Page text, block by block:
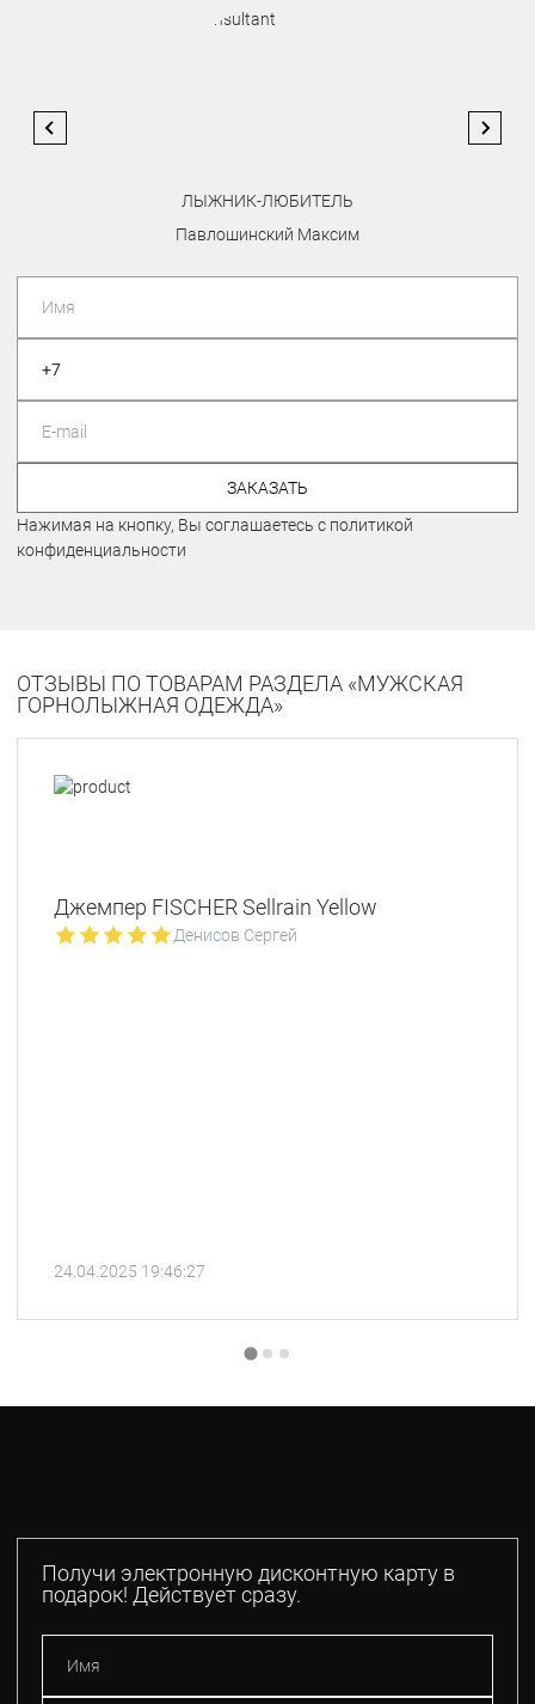
ЛЫЖНИК-ЛЮБИТЕЛЬ
Павлошинский Максим
ЗАКАЗАТЬ
Нажимая на кнопку, Вы соглашаетесь с политикой
конфиденциальности
ОТЗЫВЫ ПО ТОВАРАМ РАЗДЕЛА «МУЖСКАЯ
ГОРНОЛЫЖНАЯ ОДЕЖДА»
Джемпер FISCHER Sellrain Yellow
Денисов Сергей
24.04.2025 19:46:27
Получи электронную дисконтную карту в
подарок! Действует сразу.